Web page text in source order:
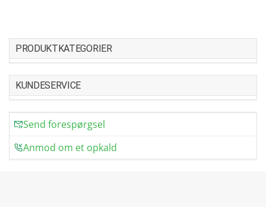
PRODUKTKATEGORIER
KUNDESERVICE
Send forespørgsel
Anmod om et opkald